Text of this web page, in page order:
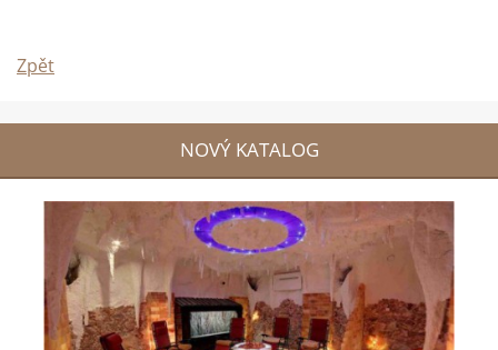
Zpět
NOVÝ KATALOG